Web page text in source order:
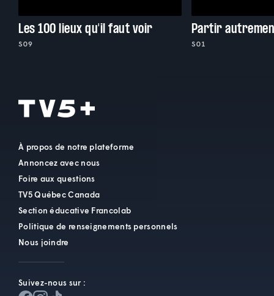
Les 100 lieux qu'il faut voir
S09
Partir
S01
À propos de notre plateforme
Annoncez avec nous
Foire aux questions
TV5 Québec Canada
Section éducative Francolab
Politique de renseignements personnels
Nous joindre
Suivez-nous sur :